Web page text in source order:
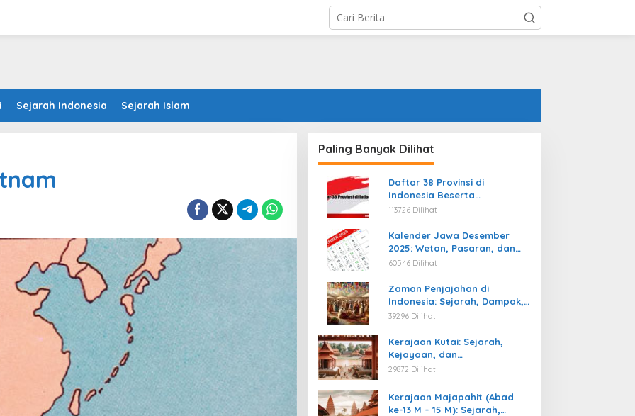
Sejarah Indonesia Sejarah Islam
Paling Banyak Dilihat
Daftar 38 Provinsi di
Indonesia Beserta
Ibukotanya Terbaru
113726 Dilihat
Kalender Jawa Desember
2025: Weton, Pasaran, dan
Hari Baik
60546 Dilihat
Zaman Penjajahan di
Indonesia: Sejarah, Dampak,
dan Perjuangan Menuju
39296 Dilihat
Kerajaan Kutai: Sejarah,
Kejayaan, dan
Peninggalannya (Abad ke-4
29872 Dilihat
Kerajaan Majapahit (Abad
ke-13 M – 15 M): Sejarah,